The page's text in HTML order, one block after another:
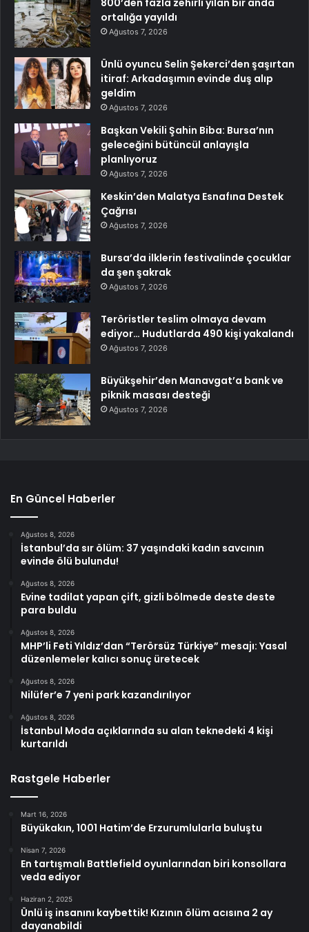
ortalığa yayıldı
Ağustos 7, 2026
Ünlü oyuncu Selin Şekerci’den şaşırtan
itiraf: Arkadaşımın evinde duş alıp
geldim
Ağustos 7, 2026
Başkan Vekili Şahin Biba: Bursa’nın
geleceğini bütüncül anlayışla
planlıyoruz
Ağustos 7, 2026
Keskin’den Malatya Esnafına Destek
Çağrısı
Ağustos 7, 2026
Bursa’da ilklerin festivalinde çocuklar
da şen şakrak
Ağustos 7, 2026
Teröristler teslim olmaya devam
ediyor… Hudutlarda 490 kişi yakalandı
Ağustos 7, 2026
Büyükşehir’den Manavgat’a bank ve
piknik masası desteği
Ağustos 7, 2026
En Güncel Haberler
Ağustos 8, 2026
İstanbul’da sır ölüm: 37 yaşındaki kadın savcının
evinde ölü bulundu!
Ağustos 8, 2026
Evine tadilat yapan çift, gizli bölmede deste deste
para buldu
Ağustos 8, 2026
MHP’li Feti Yıldız’dan “Terörsüz Türkiye” mesajı: Yasal
düzenlemeler kalıcı sonuç üretecek
Ağustos 8, 2026
Nilüfer’e 7 yeni park kazandırılıyor
Ağustos 8, 2026
İstanbul Moda açıklarında su alan teknedeki 4 kişi
kurtarıldı
Rastgele Haberler
Mart 16, 2026
Büyükakın, 1001 Hatim’de Erzurumlularla buluştu
Nisan 7, 2026
En tartışmalı Battlefield oyunlarından biri konsollara
veda ediyor
Haziran 2, 2025
Ünlü iş insanını kaybettik! Kızının ölüm acısına 2 ay
dayanabildi